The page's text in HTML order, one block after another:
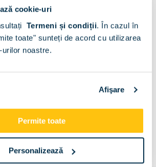
cookie-uri
Termeni și condiții. În cazul în
toate" sunteți de acord cu utilizarea
noastre.
Afişare
Permite toate
Personalizează
de plata Livrare Recenzii